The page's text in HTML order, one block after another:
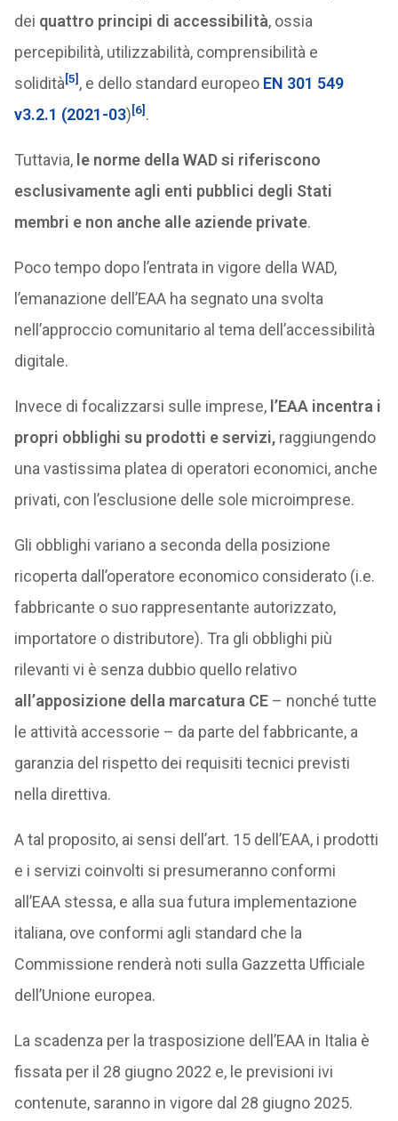
dei quattro principi di accessibilità, ossia
percepibilità, utilizzabilità, comprensibilità e
solidità[5] , e dello standard europeo EN 301 549
v3.2.1 (2021-03)[6] .
Tuttavia, le norme della WAD si riferiscono
esclusivamente agli enti pubblici degli Stati
membri e non anche alle aziende private.
Poco tempo dopo l’entrata in vigore della WAD,
l’emanazione dell’EAA ha segnato una svolta
nell’approccio comunitario al tema dell’accessibilità
digitale.
Invece di focalizzarsi sulle imprese, l’EAA incentra i
propri obblighi su prodotti e servizi,raggiungendo
una vastissima platea di operatori economici, anche
privati, con l’esclusione delle sole microimprese.
Gli obblighi variano a seconda della posizione
ricoperta dall’operatore economico considerato (i.e.
fabbricante o suo rappresentante autorizzato,
importatore o distributore). Tra gli obblighi più
rilevanti vi è senza dubbio quello relativo
all’apposizione della marcatura CE– nonché tutte
le attività accessorie – da parte del fabbricante, a
garanzia del rispetto dei requisiti tecnici previsti
nella direttiva.
A tal proposito, ai sensi dell’art. 15 dell’EAA, i prodotti
e i servizi coinvolti si presumeranno conformi
all’EAA stessa, e alla sua futura implementazione
italiana, ove conformi agli standard che la
Commissione renderà noti sulla Gazzetta Ufficiale
dell’Unione europea.
La scadenza per la trasposizione dell’EAA in Italia è
fissata per il 28 giugno 2022 e, le previsioni ivi
contenute, saranno in vigore dal 28 giugno 2025.